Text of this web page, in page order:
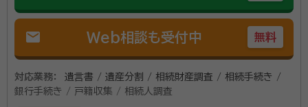
mail Web相談も受付中 無料
対応業務：
遺言書 / 遺産分割 / 相続財産調査 / 相続手続き /
銀行手続き / 戸籍収集 / 相続人調査